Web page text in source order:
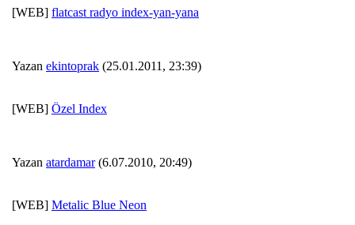
[WEB] flatcast radyo index-yan-yana
Yazan ekintoprak (25.01.2011, 23:39)
[WEB] Özel Index
Yazan atardamar(6.07.2010, 20:49)
[WEB] Metalic Blue Neon